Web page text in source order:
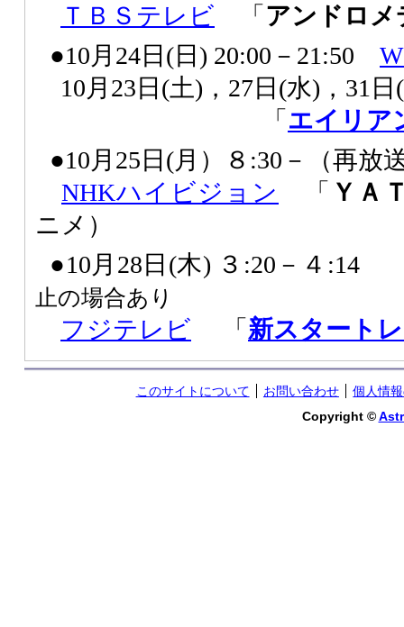
ＴＢＳテレビ 「 アンドロメ
●10月24日(日) 20:00－21:50
10月23日(土)，27日(水)，31日
「 エイリア
●10月25日(月）８:30－（再放
NHKハイビジョン 「 ＹＡ
ニメ）
●10月28日(木) ３:20－４:14
止の場合あり
フジテレビ 「 新スタート
このサイトについて お問い合わせ
個人情
Copyright ©